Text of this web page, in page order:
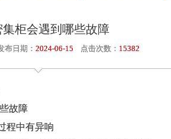
集柜会遇到哪些故障
布日期： 2024-06-15 点击次数： 15382
故障
程中有异响